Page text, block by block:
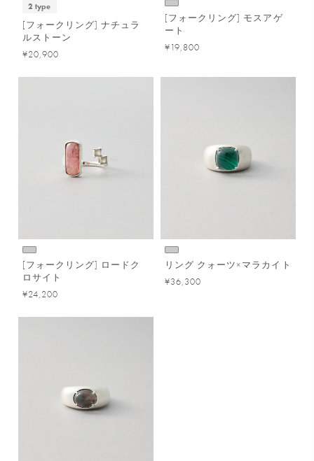
2 type
[フォークリング] ナチュラ
ルストーン
¥20,900
[フォークリング] モスアゲ
ート
¥19,800
[フォークリング] ロードク
ロサイト
¥24,200
リング クォーツ×マラカイト
¥36,300